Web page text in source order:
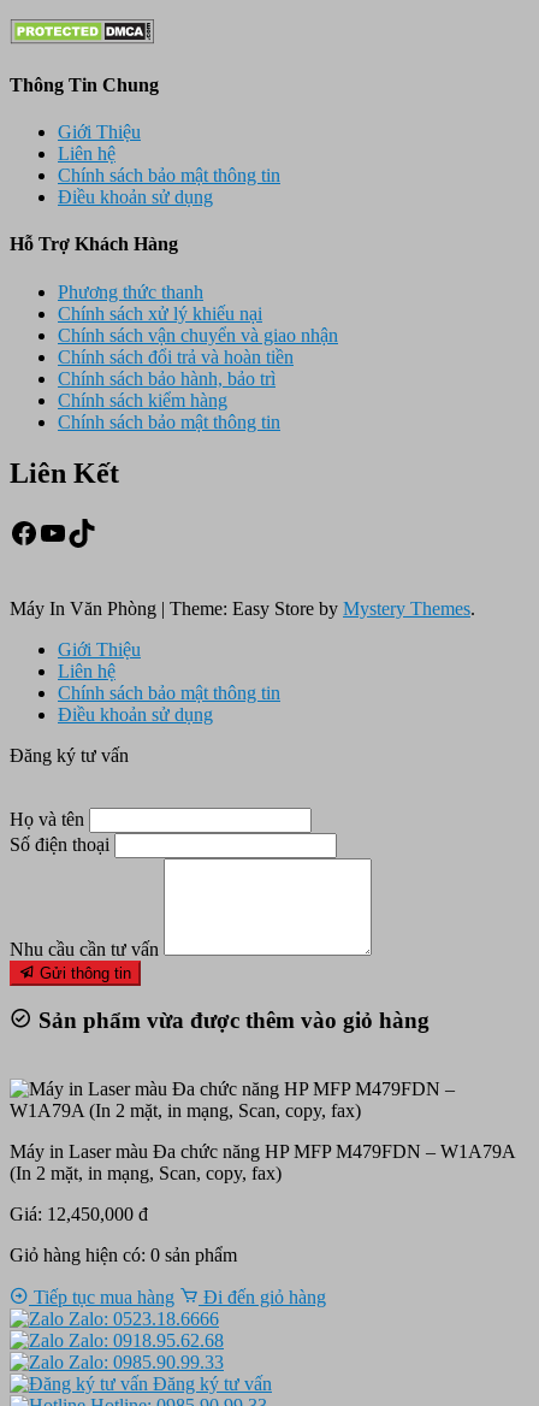
Thông Tin Chung
Giới Thiệu
Liên hệ
Chính sách bảo mật thông tin
Điều khoản sử dụng
Hỗ Trợ Khách Hàng
Phương thức thanh
Chính sách xử lý khiếu nại
Chính sách vận chuyển và giao nhận
Chính sách đổi trả và hoàn tiền
Chính sách bảo hành, bảo trì
Chính sách kiểm hàng
Chính sách bảo mật thông tin
Liên Kết
Facebook
Youtube
TikTok
Máy In Văn Phòng | Theme: Easy Store by Mystery Themes.
Giới Thiệu
Liên hệ
Chính sách bảo mật thông tin
Điều khoản sử dụng
Đăng ký tư vấn
Họ và tên
Số điện thoại
Nhu cầu cần tư vấn
Gửi thông tin
Sản phẩm vừa được thêm vào giỏ hàng
Máy in Laser màu Đa chức năng HP MFP M479FDN – W1A79A
(In 2 mặt, in mạng, Scan, copy, fax)
Giá: 12,450,000 đ
Giỏ hàng hiện có: 0 sản phẩm
Tiếp tục mua hàng
Đi đến giỏ hàng
Zalo: 0523.18.6666
Zalo: 0918.95.62.68
Zalo: 0985.90.99.33
Đăng ký tư vấn